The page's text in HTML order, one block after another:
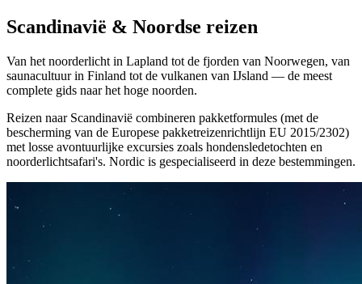
Scandinavië & Noordse reizen
Van het noorderlicht in Lapland tot de fjorden van Noorwegen, van
saunacultuur in Finland tot de vulkanen van IJsland — de meest
complete gids naar het hoge noorden.
Reizen naar Scandinavië combineren pakketformules (met de
bescherming van de Europese pakketreizenrichtlijn EU 2015/2302)
met losse avontuurlijke excursies zoals hondensledetochten en
noorderlichtsafari's. Nordic is gespecialiseerd in deze bestemmingen.